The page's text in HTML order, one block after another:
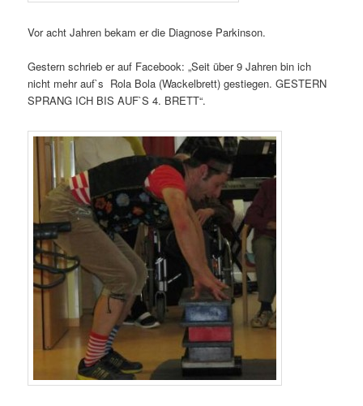
Vor acht Jahren bekam er die Diagnose Parkinson.
Gestern schrieb er auf Facebook: „Seit über 9 Jahren bin ich
nicht mehr auf`s Rola Bola (Wackelbrett) gestiegen. GESTERN
SPRANG ICH BIS AUF`S 4. BRETT“.